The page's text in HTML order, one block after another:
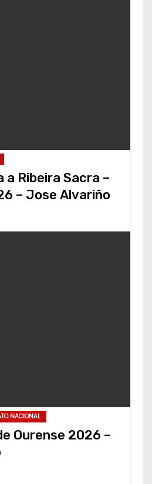
a Ribeira Sacra –
– Jose Alvariño
NACIONAL
Ourense 2026 –